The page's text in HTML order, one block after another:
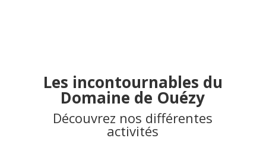
Les incontournables du
Domaine de Ouézy
Découvrez nos différentes
activités